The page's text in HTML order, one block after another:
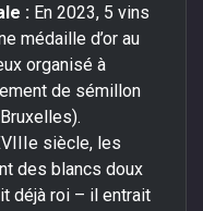
: En 2023, 5 vins
médaille d’or au
organisé à
de sémillon
siècle, les
des blancs doux
déjà roi – il entrait